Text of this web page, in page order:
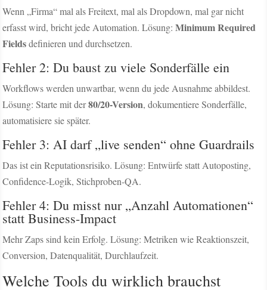
Wenn „Firma“ mal als Freitext, mal als Dropdown, mal gar nicht
erfasst wird, bricht jede Automation. Lösung:Minimum Required
Fieldsdefinieren und durchsetzen.
Fehler 2: Du baust zu viele Sonderfälle ein
Workflows werden unwartbar, wenn du jede Ausnahme abbildest.
Lösung: Starte mit der80/20-Version, dokumentiere Sonderfälle,
automatisiere sie später.
Fehler 3: AI darf „live senden“ ohne Guardrails
Das ist ein Reputationsrisiko. Lösung: Entwürfe statt Autoposting,
Confidence-Logik, Stichproben-QA.
Fehler 4: Du misst nur „Anzahl Automationen“
statt Business-Impact
Mehr Zaps sind kein Erfolg. Lösung: Metriken wie Reaktionszeit,
Conversion, Datenqualität, Durchlaufzeit.
Welche Tools du wirklich brauchst